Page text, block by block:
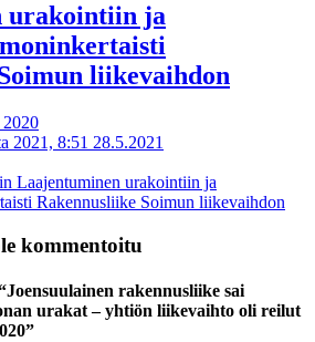
urakointiin ja
liikevaihdon
2020
2021, 8:51 28.5.2021
Laajentuminen urakointiin ja
Rakennusliike Soimun liikevaihdon
kommentoitu
rakennusliike sai
urakat – yhtiön liikevaihto oli reilut